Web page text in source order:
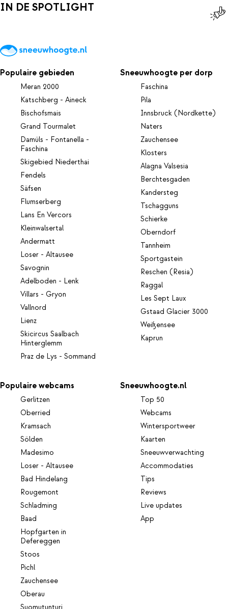
IN DE SPOTLIGHT
Populaire gebieden
Meran 2000
Katschberg - Aineck
Bischofsmais
Grand Tourmalet
Damüls - Fontanella -
Faschina
Skigebied Niederthai
Fendels
Säfsen
Flumserberg
Lans En Vercors
Kleinwalsertal
Andermatt
Loser - Altausee
Savognin
Adelboden - Lenk
Villars - Gryon
Vallnord
Lienz
Skicircus Saalbach
Hinterglemm
Praz de Lys - Sommand
Sneeuwhoogte per dorp
Faschina
Pila
Innsbruck (Nordkette)
Naters
Zauchensee
Klosters
Alagna Valsesia
Berchtesgaden
Kandersteg
Tschagguns
Schierke
Oberndorf
Tannheim
Sportgastein
Reschen (Resia)
Raggal
Les Sept Laux
Gstaad Glacier 3000
Weißensee
Kaprun
Populaire webcams
Gerlitzen
Oberried
Kramsach
Sölden
Madesimo
Loser - Altausee
Bad Hindelang
Rougemont
Schladming
Baad
Hopfgarten in
Defereggen
Stoos
Pichl
Zauchensee
Oberau
Sneeuwhoogte.nl
Top 50
Webcams
Wintersportweer
Kaarten
Sneeuwverwachting
Accommodaties
Tips
Reviews
Live updates
App